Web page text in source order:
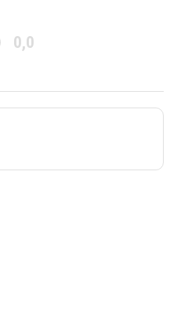
0,0